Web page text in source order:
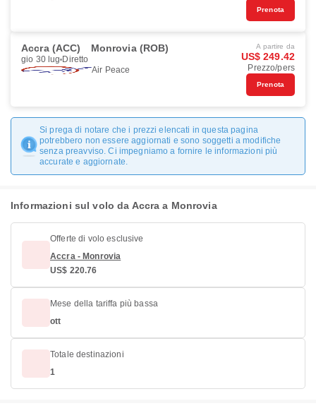
Prenota
Accra (ACC) Monrovia (ROB)
gio 30 lug Diretto
Air Peace
A partire da
US$ 249.42
Prezzo/pers
Prenota
Si prega di notare che i prezzi elencati in questa pagina
potrebbero non essere aggiornati e sono soggetti a modifiche
senza preavviso. Ci impegniamo a fornire le informazioni più
accurate e aggiornate.
Informazioni sul volo da Accra a Monrovia
Offerte di volo esclusive
Accra - Monrovia
US$ 220.76
Mese della tariffa più bassa
ott
Totale destinazioni
1